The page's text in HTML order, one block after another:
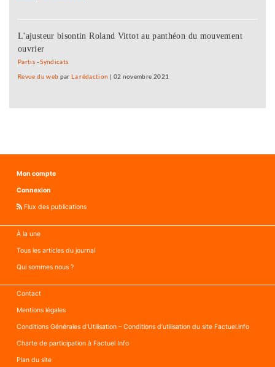
L'ajusteur bisontin Roland Vittot au panthéon du mouvement
ouvrier
Partis -Syndicats
Revue du web parLa rédaction | 02 novembre 2021
Mon compte
Connexion
Flux des publications
À la une
Tous les articles du journal
Qui sommes nous ?
Contact
Mentions légales
Conditions Générales d’Utilisation – Conditions d’utilisation du site Factuel.info
Charte de participation à Factuel Info
Plan du site